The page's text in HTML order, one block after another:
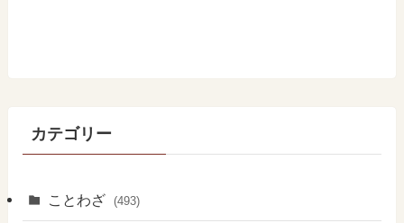
カテゴリー
ことわざ (493)